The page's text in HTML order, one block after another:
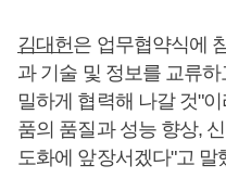
김대헌은 업무협약식에
과 기술 및 정보를 교류
밀하게 협력해 나갈 것"
품의 품질과 성능 향상,
도화에 앞장서겠다"고 말